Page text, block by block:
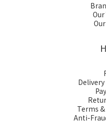
Our
Terms
Anti-